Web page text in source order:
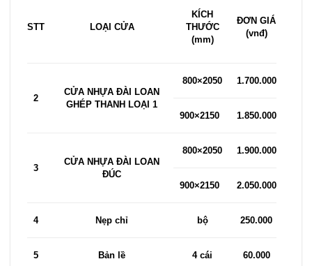
STT LOẠI CỬA
KÍCH
THƯỚC
(mm)
ĐƠN GIÁ
(vnđ)
2
CỬA NHỰA ĐÀI LOAN
GHÉP THANH LOẠI 1
800×2050 1.700.000
900×2150 1.850.000
3
CỬA NHỰA ĐÀI LOAN
ĐÚC
800×2050 1.900.000
900×2150 2.050.000
4 Nẹp chỉ bộ 250.000
5 Bản lề 4 cái 60.000